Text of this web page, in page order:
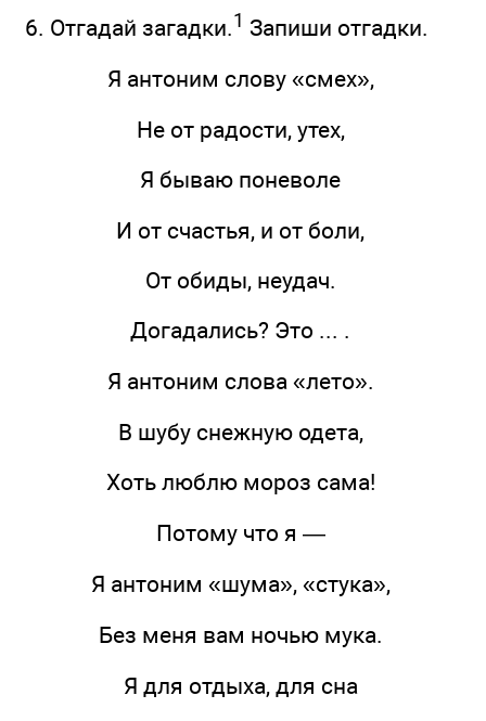
6. Отгадай загадки.1 Запиши отгадки.
Я антоним слову «смех»,
Не от радости, утех,
Я бываю поневоле
И от счастья, и от боли,
От обиды, неудач.
Догадались? Это ... .
Я антоним слова «лето».
В шубу снежную одета,
Хоть люблю мороз сама!
Потому что я —
Я антоним «шума», «стука»,
Без меня вам ночью мука.
Я для отдыха, для сна